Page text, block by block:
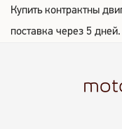
Купить контрактны
поставка через 5 дней.